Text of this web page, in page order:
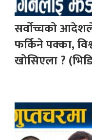
सर्वोच्चको
फर्किने पक्का,
खोसिएला ?